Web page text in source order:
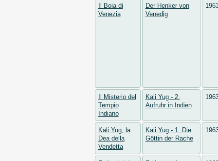
Il Boia di
Venezia
Der Henker von
Venedig
Il Misterio del
Tempio
Indiano
Kali Yug - 2.
Aufruhr in Indien
Kali Yug, la
Dea della
Vendetta
Kali Yug - 1. Die
Göttin der Rache